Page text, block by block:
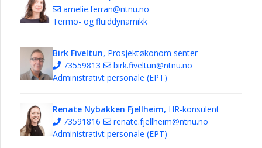
amelie.ferran@ntnu.no
Termo- og fluiddynamikk
Birk Fiveltun, Prosjektøkonom senter
73559813
birk.fiveltun@ntnu.no
Administrativt personale (EPT)
Renate Nybakken Fjellheim, HR-konsulent
73591816
renate.fjellheim@ntnu.no
Administrativt personale (EPT)